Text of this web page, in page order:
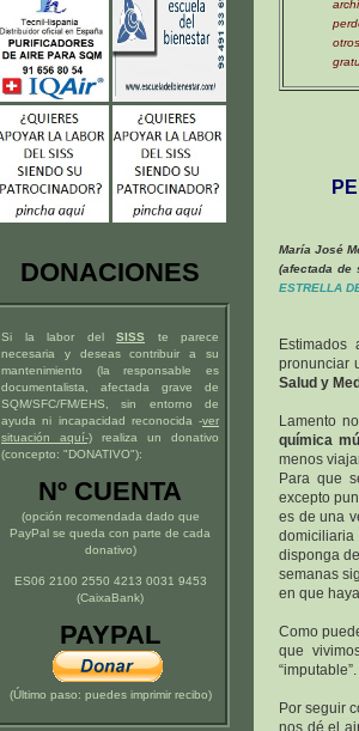
María José
(afectada de
ESTRELLA
pronunciar
Salud y
Lamento
química
menos
Para que
excepto
es de una
domiciliaria
disponga
semanas
en que
Como
que
“imputable”.
Por seguir
nos dé el
DONACIONES
Si la labor del SISS te parece
necesaria y deseas contribuir a su
mantenimiento (la responsable es
documentalista, afectada grave de
SQM/SFC/FM/EHS, sin entorno de
ayuda ni incapacidad reconocida -ver
situación aquí-) realiza un donativo
(concepto: "DONATIVO"):
Nº CUENTA
(opción recomendada dado que
PayPal se queda con parte de cada
donativo)
ES06 2100 2550 4213 0031 9453
(CaixaBank)
PAYPAL
(Último paso: puedes imprimir recibo)